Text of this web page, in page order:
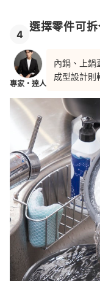
4
選擇零件可拆
專家・達人
內鍋、上鍋
成型設計則